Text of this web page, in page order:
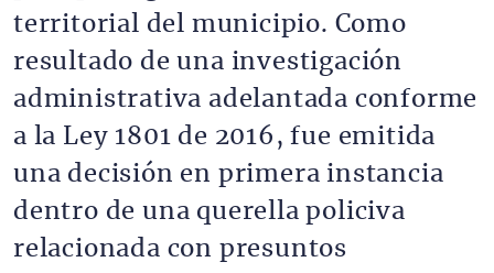
territorial del municipio. Como
resultado de una investigación
administrativa adelantada conforme
a la Ley 1801 de 2016, fue emitida
una decisión en primera instancia
dentro de una querella policiva
relacionada con presuntos